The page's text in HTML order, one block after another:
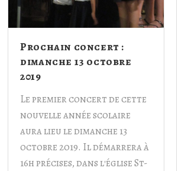
Prochain concert :
dimanche 13 octobre
2019
Le premier concert de cette
nouvelle année scolaire
aura lieu le dimanche 13
octobre 2019. Il démarrera à
16h précises, dans l'église St-